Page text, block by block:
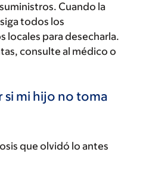
Cuando la
todos los
locales para desecharla.
consulte al médico o
si mi hijo no toma
que olvidó lo antes